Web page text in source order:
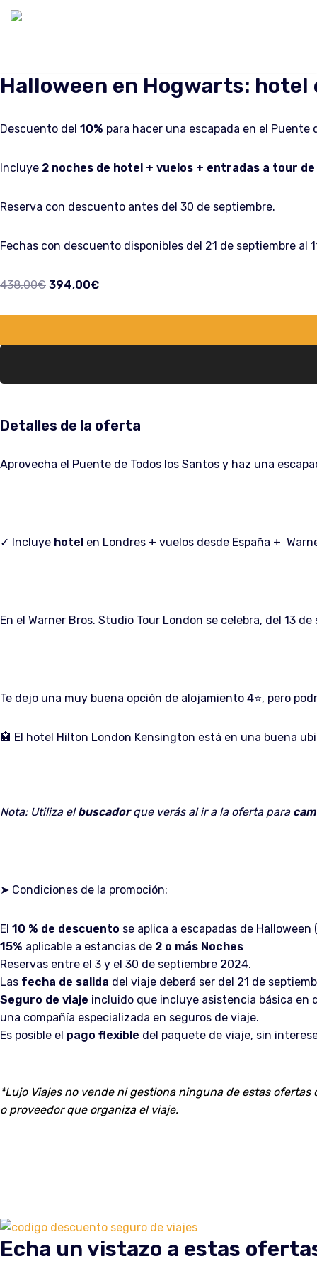
Halloween en Hogwarts:
Descuento del 10% para hacer una escapada en el Puente
Incluye 2 noches de hotel + vuelos + entradas a tour
Reserva con descuento antes del 30 de septiembre.
Fechas con descuento disponibles del 21 de septiembre al
438,00€ 394,00€
Detalles de la oferta
Aprovecha el Puente de Todos los Santos y haz una
✓ Incluye hotel en Londres + vuelos desde España +
En el Warner Bros. Studio Tour London se celebra, del 13
Te dejo una muy buena opción de alojamiento 4⭐️, pero
🏩 El hotel Hilton London Kensington está en una buena
Nota: Utiliza elbuscadorque verás al ir a la oferta para
➤ Condiciones de la promoción:
El 10 % de descuento se aplica a escapadas de
15% aplicable a estancias de 2 o más Noches
Reservas entre el 3 y el 30 de septiembre 2024.
Las fecha de salida del viaje deberá ser del 21 de
Seguro de viaje incluido que incluye asistencia básica en
una compañía especializada en seguros de viaje.
Es posible el pago flexible del paquete de viaje, sin
*Lujo Viajes no vende ni gestiona ninguna de estas
o proveedor que organiza el viaje.
Echa un vistazo a estas